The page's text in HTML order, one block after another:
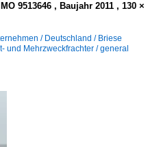
9513646 , Baujahr 2011 , 130 ×
/ Deutschland / Briese
und Mehrzweckfrachter / general